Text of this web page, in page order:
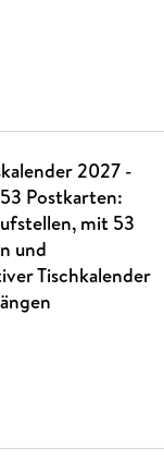
2027 -
Postkarten:
mit 53
und
Tischkalender